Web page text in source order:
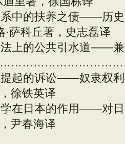
系中的扶养之债——
·萨科丘著，史志磊译
上的公共引水道——
起的诉讼——奴隶权
徐铁英译
学在日本的作用——对
尹春海译